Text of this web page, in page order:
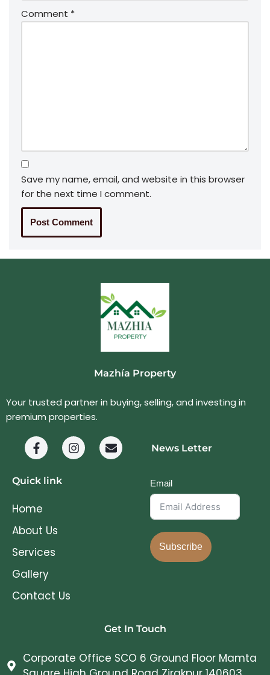
Comment *
Save my name, email, and website in this browser
for the next time I comment.
Mazhía Property
Your trusted partner in buying, selling, and investing in
premium properties.
Quick link
Home
About Us
Services
Gallery
Contact Us
News Letter
Email
Subscribe
Get In Touch
Corporate Office SCO 6 Ground Floor Mamta